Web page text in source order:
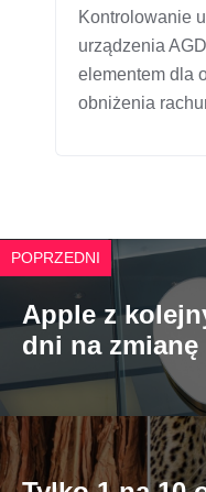
Kontrolowanie
urządzenia
elementem dla
obniżenia
POPRZEDNI
Apple z
dni na zmianę